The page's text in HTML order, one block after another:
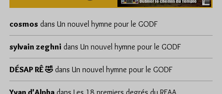
cosmos dans Un nouvel hymne pour le GODF
sylvain zeghni dans Un nouvel hymne pour le GODF
DÉSAP RÊ 🤣 dans Un nouvel hymne pour le GODF